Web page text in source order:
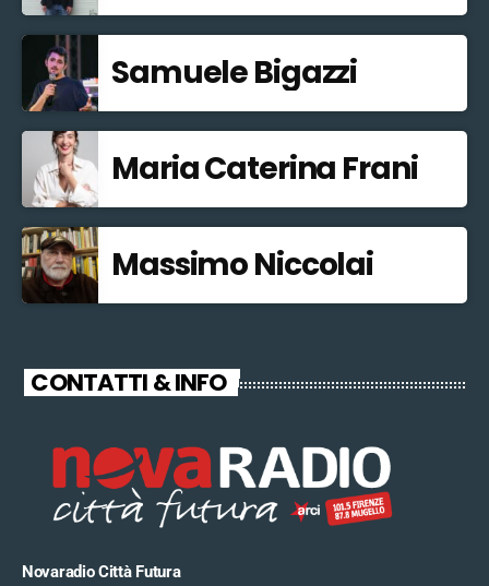
Samuele Bigazzi
Maria Caterina Frani
Massimo Niccolai
CONTATTI & INFO
Novaradio Città Futura